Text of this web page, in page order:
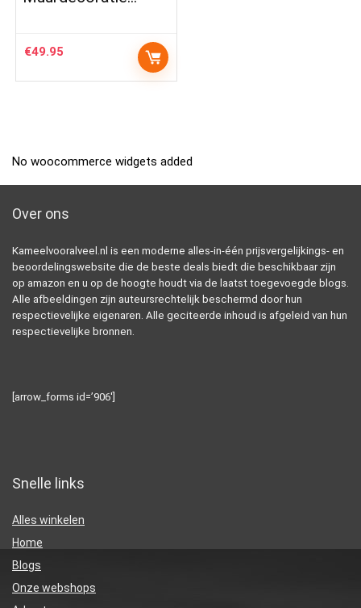
€49.95
No woocommerce widgets added
Over ons
Kameelvooralveel.nl is een moderne alles-in-één prijsvergelijkings- en
beoordelingswebsite die de beste deals biedt die beschikbaar zijn
op amazon en u op de hoogte houdt via de laatst toegevoegde blogs.
Alle afbeeldingen zijn auteursrechtelijk beschermd door hun
respectievelijke eigenaren. Alle geciteerde inhoud is afgeleid van hun
respectievelijke bronnen.
[arrow_forms id=’906′]
Snelle links
Alles winkelen
Home
Blogs
Onze webshops